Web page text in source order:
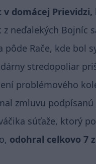
v domácej
z neďalekých Bojníc
pôde Rače, kde bol
stredopoliar
problémového
zmluvu
súťaže, ktorý
odohral celkovo 7